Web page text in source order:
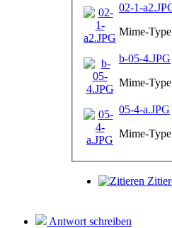
02-1-
Mime-
b-05-4.JPG
Mime-
05-4-a.JPG
Mime-
Antwort schreiben